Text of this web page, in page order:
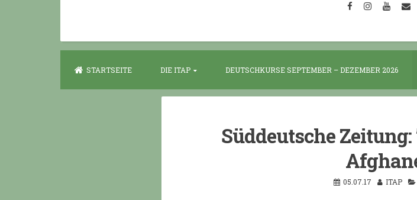
FacebookInstagram
STARTSEITE DIE ITAP DEUTSCHKURSE SEPTEMBER – DEZEMBER 2026
Süddeutsche
05.07.17 ITAP